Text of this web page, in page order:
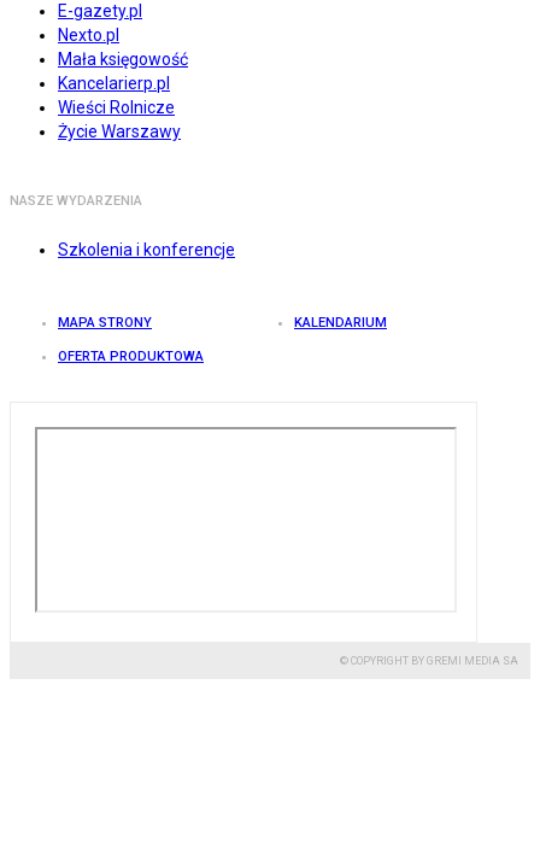
E-gazety.pl
Nexto.pl
Mała księgowość
Kancelarierp.pl
Wieści Rolnicze
Życie Warszawy
NASZE WYDARZENIA
Szkolenia i konferencje
MAPA STRONY KALENDARIUM
OFERTA PRODUKTOWA
© COPYRIGHT BY GREMI MEDIA SA